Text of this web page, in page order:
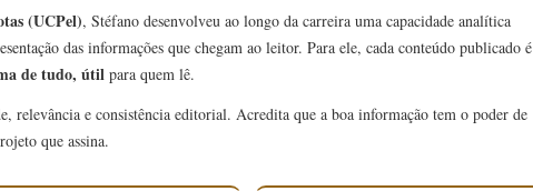
(UCPel), Stéfano desenvolveu ao longo da carreira uma capacidade analítica
das informações que chegam ao leitor. Para ele, cada conteúdo publicado é
de tudo, útil para quem lê.
relevância e consistência editorial. Acredita que a boa informação tem o poder de
que assina.